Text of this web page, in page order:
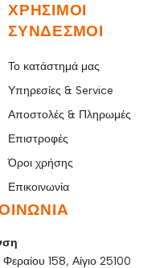
ΧΡΉΣΙΜΟΙ
ΣΎΝΔΕΣΜΟΙ
Το κατάστημά μας
Υπηρεσίες & Service
Αποστολές & Πληρωμές
Επιστροφές
Όροι χρήσης
Επικοινωνία
158, Αίγιο 25100